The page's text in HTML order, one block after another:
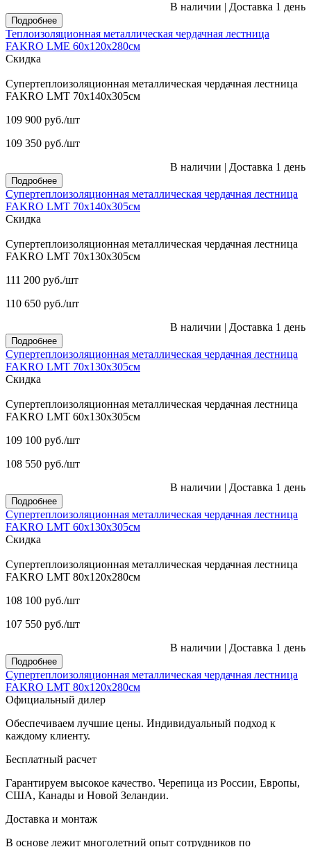
В наличии | Доставка 1 день
Подробнее
Теплоизоляционная металлическая чердачная лестница
FAKRO LME 60х120х280см
Скидка
Супертеплоизоляционная металлическая чердачная лестница
FAKRO LMT 70х140х305см
109 900 руб./шт
109 350 руб./шт
В наличии | Доставка 1 день
Подробнее
Супертеплоизоляционная металлическая чердачная лестница
FAKRO LMT 70х140х305см
Скидка
Супертеплоизоляционная металлическая чердачная лестница
FAKRO LMT 70х130х305см
111 200 руб./шт
110 650 руб./шт
В наличии | Доставка 1 день
Подробнее
Супертеплоизоляционная металлическая чердачная лестница
FAKRO LMT 70х130х305см
Скидка
Супертеплоизоляционная металлическая чердачная лестница
FAKRO LMT 60х130х305см
109 100 руб./шт
108 550 руб./шт
В наличии | Доставка 1 день
Подробнее
Супертеплоизоляционная металлическая чердачная лестница
FAKRO LMT 60х130х305см
Скидка
Супертеплоизоляционная металлическая чердачная лестница
FAKRO LMT 80х120х280см
108 100 руб./шт
107 550 руб./шт
В наличии | Доставка 1 день
Подробнее
Супертеплоизоляционная металлическая чердачная лестница
FAKRO LMT 80х120х280см
Официальный дилер
Обеспечиваем лучшие цены. Индивидуальный подход к
каждому клиенту.
Бесплатный расчет
Гарантируем высокое качество. Черепица из России, Европы,
США, Канады и Новой Зеландии.
Доставка и монтаж
В основе лежит многолетний опыт сотрудников по